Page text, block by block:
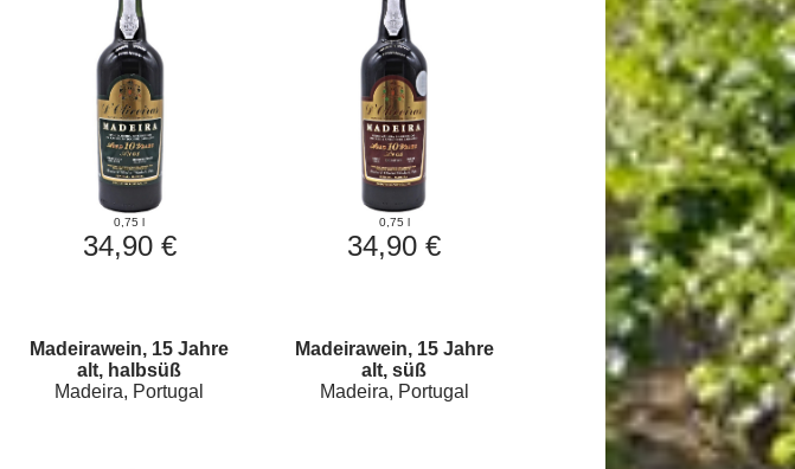
0,75 l
34,90 €
0,75 l
34,90 €
Madeirawein, 15 Jahre
alt, halbsüß
Madeira, Portugal
Madeirawein, 15 Jahre
alt, süß
Madeira, Portugal